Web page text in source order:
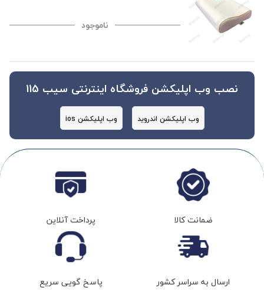
ناموجود
نصب وب اپلیکشن فروشگاه اینترنتی سیب 115
وب اپلیکشن اندروید وب اپلیکشن ios
ضمانت کالا پرداخت آنلاین
ارسال به سراسر کشور پاسخ گویی سریع